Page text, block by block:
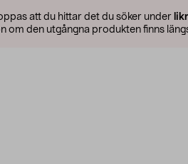
att du hittar det du söker under
om den utgångna produkten finns